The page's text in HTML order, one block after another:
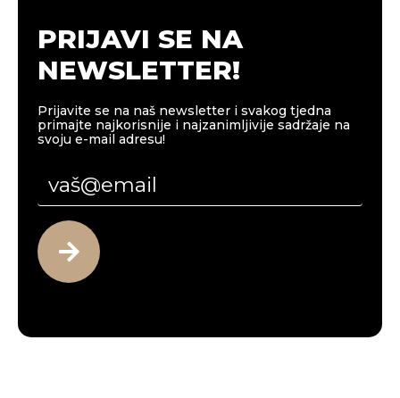
PRIJAVI SE NA
NEWSLETTER!
Prijavite se na naš newsletter i svakog tjedna
primajte najkorisnije i najzanimljivije sadržaje na
svoju e-mail adresu!